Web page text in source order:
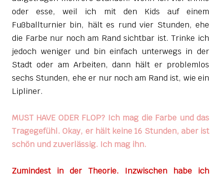
oder esse, weil ich mit den Kids auf einem
Fußballturnier bin, hält es rund vier Stunden, ehe
die Farbe nur noch am Rand sichtbar ist. Trinke ich
jedoch weniger und bin einfach unterwegs in der
Stadt oder am Arbeiten, dann hält er problemlos
sechs Stunden, ehe er nur noch am Rand ist, wie ein
Lipliner.
MUST HAVE ODER FLOP? Ich mag die Farbe und das
Tragegefühl. Okay, er hält keine 16 Stunden, aber ist
schön und zuverlässig. Ich mag ihn.
Zumindest in der Theorie. Inzwischen habe ich